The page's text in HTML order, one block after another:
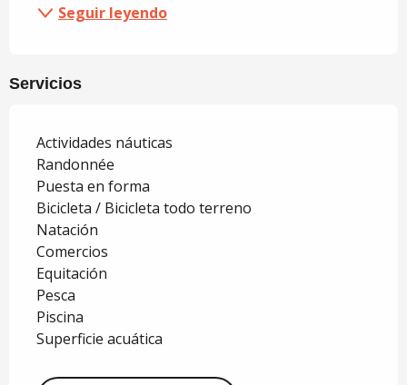
Seguir leyendo
Servicios
Actividades náuticas
Randonnée
Puesta en forma
Bicicleta / Bicicleta todo terreno
Natación
Comercios
Equitación
Pesca
Piscina
Superficie acuática